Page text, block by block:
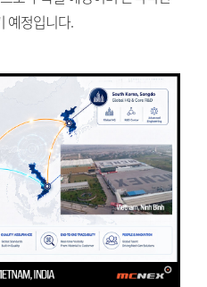
예정입니다.